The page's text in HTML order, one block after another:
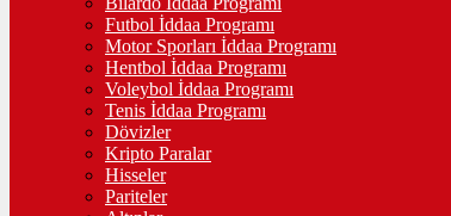
Futbol İddaa Programı
Motor Sporları İddaa Programı
Hentbol İddaa Programı
Voleybol İddaa Programı
Tenis İddaa Programı
Dövizler
Kripto Paralar
Hisseler
Pariteler